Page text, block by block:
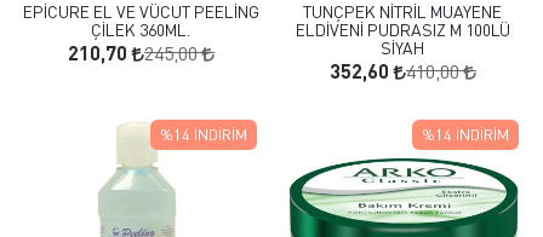
EPİCURE EL VE VÜCUT PEELİNG
ÇİLEK 360ML.
210,70 245,00
TUNÇPEK NİTRİL MUAYENE
ELDİVENİ PUDRASIZ M 100LÜ
SİYAH
352,60 410,00
%14 İNDIRIM %14 İNDIRIM